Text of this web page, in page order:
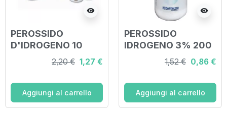
visibility
PEROSSIDO
D'IDROGENO 10
VOLUMI FU 200 G
2,20 € 1,27 €
Aggiungi al carrello
visibility
PEROSSIDO
IDROGENO 3% 200
ML ACQUA
OSSIGENATA 10
STABILIZZATA
1,52 € 0,86 €
Aggiungi al carrello